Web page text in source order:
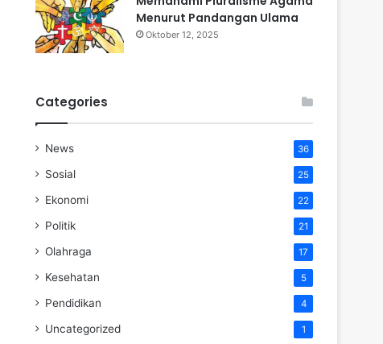
Menurut Pandangan Ulama
Oktober 12, 2025
Categories
News 36
Sosial 25
Ekonomi 22
Politik 21
Olahraga 17
Kesehatan 5
Pendidikan 4
Uncategorized 1